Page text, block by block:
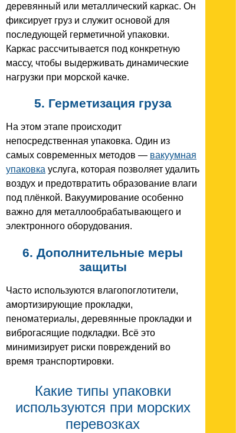
деревянный или металлический каркас. Он
фиксирует груз и служит основой для
последующей герметичной упаковки.
Каркас рассчитывается под конкретную
массу, чтобы выдерживать динамические
нагрузки при морской качке.
5. Герметизация груза
На этом этапе происходит
непосредственная упаковка. Один из
самых современных методов — вакуумная
упаковка услуга, которая позволяет удалить
воздух и предотвратить образование влаги
под плёнкой. Вакуумирование особенно
важно для металлообрабатывающего и
электронного оборудования.
6. Дополнительные меры
защиты
Часто используются влагопоглотители,
амортизирующие прокладки,
пеноматериалы, деревянные прокладки и
виброгасящие подкладки. Всё это
минимизирует риски повреждений во
время транспортировки.
Какие типы упаковки
используются при морских
перевозках